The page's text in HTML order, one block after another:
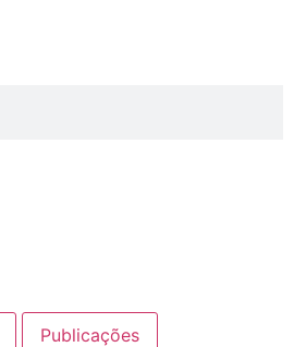
Publicações